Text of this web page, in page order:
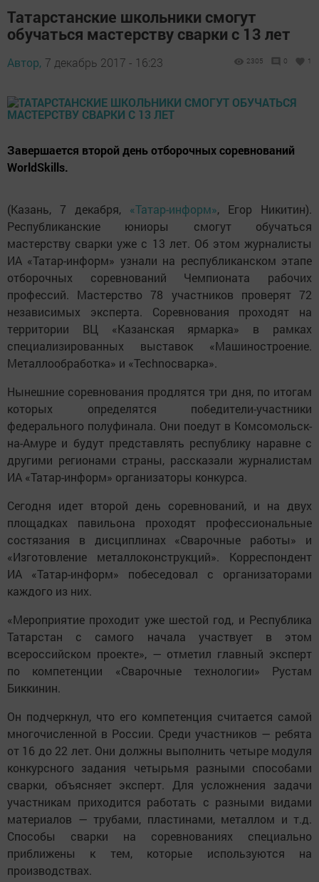
Татарстанские школьники смогут
обучаться мастерству сварки с 13 лет
Автор, 7 декабрь 2017 - 16:23 2305 0 1
Завершается второй день отборочных соревнований
WorldSkills.
(Казань, 7 декабря, «Татар-информ», Егор Никитин).
Республиканские юниоры смогут обучаться
мастерству сварки уже с 13 лет. Об этом журналисты
ИА «Татар-информ» узнали на республиканском этапе
отборочных соревнований Чемпионата рабочих
профессий. Мастерство 78 участников проверят 72
независимых эксперта. Соревнования проходят на
территории ВЦ «Казанская ярмарка» в рамках
специализированных выставок «Машиностроение.
Металлообработка» и «Technoсварка».
Нынешние соревнования продлятся три дня, по итогам
которых определятся победители-участники
федерального полуфинала. Они поедут в Комсомольск-
на-Амуре и будут представлять республику наравне с
другими регионами страны, рассказали журналистам
ИА «Татар-информ» организаторы конкурса.
Сегодня идет второй день соревнований, и на двух
площадках павильона проходят профессиональные
состязания в дисциплинах «Сварочные работы» и
«Изготовление металлоконструкций». Корреспондент
ИА «Татар-информ» побеседовал с организаторами
каждого из них.
«Мероприятие проходит уже шестой год, и Республика
Татарстан с самого начала участвует в этом
всероссийском проекте», — отметил главный эксперт
по компетенции «Сварочные технологии» Рустам
Биккинин.
Он подчеркнул, что его компетенция считается самой
многочисленной в России. Среди участников — ребята
от 16 до 22 лет. Они должны выполнить четыре модуля
конкурсного задания четырьмя разными способами
сварки, объясняет эксперт. Для усложнения задачи
участникам приходится работать с разными видами
материалов — трубами, пластинами, металлом и т.д.
Способы сварки на соревнованиях специально
приближены к тем, которые используются на
производствах.